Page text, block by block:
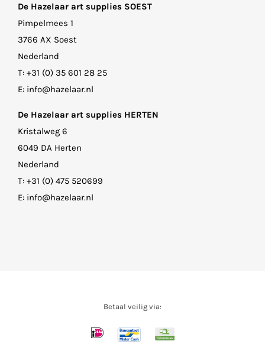
De Hazelaar art supplies SOEST
Pimpelmees 1
3766 AX Soest
Nederland
T: +31 (0) 35 601 28 25
E: info@hazelaar.nl
De Hazelaar art supplies HERTEN
Kristalweg 6
6049 DA Herten
Nederland
T: +31 (0) 475 520699
E: info@hazelaar.nl
Betaal veilig via: